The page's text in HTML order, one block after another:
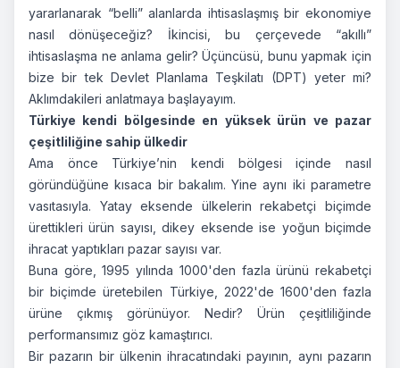
yararlanarak “belli” alanlarda ihtisaslaşmış bir ekonomiye
nasıl dönüşeceğiz? İkincisi, bu çerçevede “akıllı”
ihtisaslaşma ne anlama gelir? Üçüncüsü, bunu yapmak için
bize bir tek Devlet Planlama Teşkilatı (DPT) yeter mi?
Aklımdakileri anlatmaya başlayayım.
Türkiye kendi bölgesinde en yüksek ürün ve pazar
çeşitliliğine sahip ülkedir
Ama önce Türkiye’nin kendi bölgesi içinde nasıl
göründüğüne kısaca bir bakalım. Yine aynı iki parametre
vasıtasıyla. Yatay eksende ülkelerin rekabetçi biçimde
ürettikleri ürün sayısı, dikey eksende ise yoğun biçimde
ihracat yaptıkları pazar sayısı var.
Buna göre, 1995 yılında 1000'den fazla ürünü rekabetçi
bir biçimde üretebilen Türkiye, 2022'de 1600'den fazla
ürüne çıkmış görünüyor. Nedir? Ürün çeşitliliğinde
performansımız göz kamaştırıcı.
Bir pazarın bir ülkenin ihracatındaki payının, aynı pazarın